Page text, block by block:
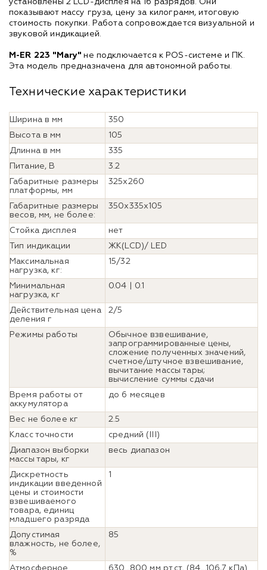
установлены 2 LCD-дисплея на 16 разрядов. Они
показывают массу груза, цену за килограмм, итоговую
стоимость покупки. Работа сопровождается визуальной и
звуковой индикацией.
M-ER 223 "Mary" не подключается к POS-системе и ПК.
Эта модель предназначена для автономной работы.
Технические характеристики
Ширина в мм
350
Высота в мм
105
Длинна в мм
335
Питание, В
3.2
Габаритные размеры
платформы, мм
325х260
Габаритные размеры
весов, мм, не более:
350x335x105
Стойка дисплея
нет
Тип индикации
ЖК(LCD)/ LED
Максимальная
нагрузка, кг:
15/32
Минимальная
нагрузка, кг
0.04 | 0.1
Действительная цена
деления г
2/5
Режимы работы
Обычное взвешивание,
запрограммированные цены,
сложение полученных значений,
счетное/штучное взвешивание,
вычитание массы тары;
вычисление суммы сдачи
Время работы от
аккумулятора
до 6 месяцев
Вес не более кг
2.5
Класс точности
cредний (III)
Диапазон выборки
массы тары, кг
весь диапазон
Дискретность
индикации введенной
цены и стоимости
взвешиваемого
товара, единиц
младшего разряда
1
Допустимая
влажность, не более,
%
85
Атмосферное
630...800 мм рт.ст. (84...106,7 кПа)